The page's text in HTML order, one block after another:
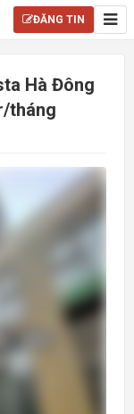
ĐĂNG TIN
Hà Đông
tháng